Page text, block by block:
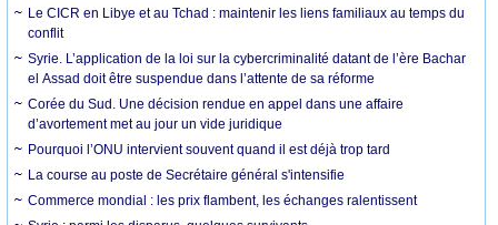
Le CICR en Libye et au Tchad : maintenir les liens familiaux au temps du
conflit
Syrie. L’application de la loi sur la cybercriminalité datant de l’ère Bachar
el Assad doit être suspendue dans l’attente de sa réforme
Corée du Sud. Une décision rendue en appel dans une affaire
d’avortement met au jour un vide juridique
Pourquoi l’ONU intervient souvent quand il est déjà trop tard
La course au poste de Secrétaire général s'intensifie
Commerce mondial : les prix flambent, les échanges ralentissent